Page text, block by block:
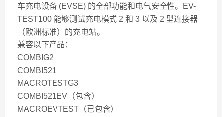
车充电设备 (EVSE) 的全部功能和电气安全性。EV-
TEST100 能够测试充电模式 2 和 3 以及 2 型连接器
（欧洲标准）的充电站。
兼容以下产品：
COMBIG2
COMBI521
MACROTESTG3
COMBI521EV（包含）
MACROEVTEST（已包含）